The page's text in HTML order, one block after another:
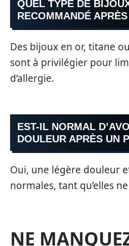
QUEL TYPE DE
RECOMMANDÉ
Des bijoux en or, titane
sont à privilégier pour
d’allergie.
EST-IL NORMAL
DOULEUR APRÈS UN
Oui, une légère douleur
normales, tant qu’elles
NE